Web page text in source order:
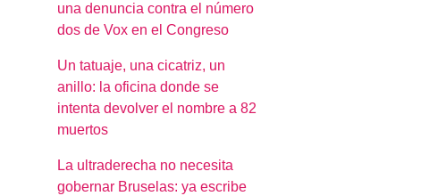
una denuncia contra el número
dos de Vox en el Congreso
Un tatuaje, una cicatriz, un
anillo: la oficina donde se
intenta devolver el nombre a 82
muertos
La ultraderecha no necesita
gobernar Bruselas: ya escribe